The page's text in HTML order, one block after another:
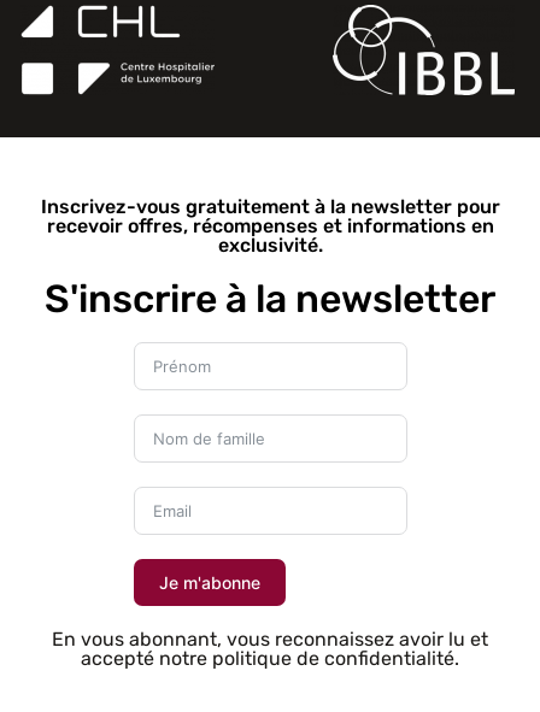
Inscrivez-vous gratuitement à la newsletter pour
recevoir offres, récompenses et informations en
exclusivité.
S'inscrire à la newsletter
Je m'abonne
En vous abonnant, vous reconnaissez avoir lu et
accepté notre politique de confidentialité.